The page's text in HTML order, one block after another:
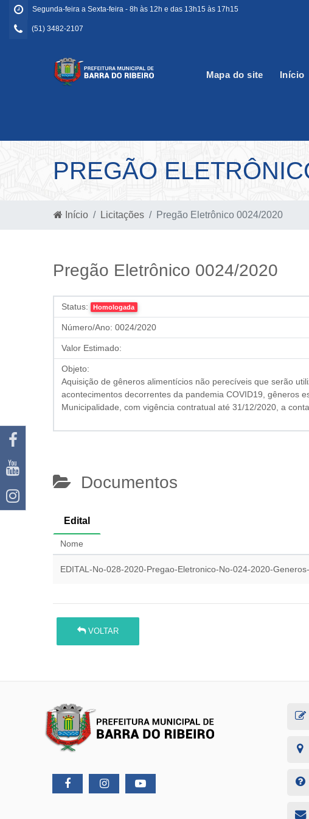
Segunda-feira a Sexta-feira - 8h às 12h e das 13h15 às 17h15
(51) 3482-2107
Mapa do site Início
PREGÃO
Início Licitações Pregão Eletrônico 0024/2020
Pregão Eletrônico 0024/2020
Status: Homologada
Número/Ano: 0024/2020
Valor Estimado:
Objeto:
Aquisição de gêneros alimentícios não perecíveis que serão
acontecimentos decorrentes da pandemia COVID19, gêneros
Municipalidade, com vigência contratual até 31/12/2020, a
Documentos
Edital
Nome
EDITAL-No-028-2020-Pregao-Eletronico-No-024-2020-
VOLTAR